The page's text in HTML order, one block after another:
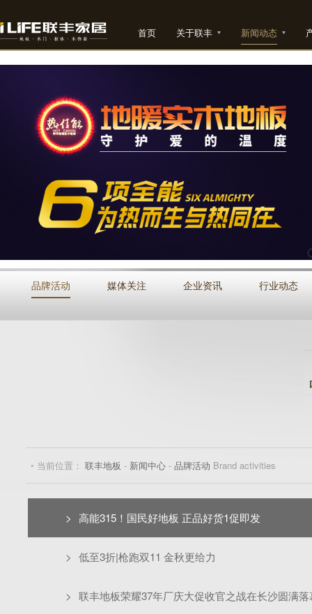
首页 关于联丰 新闻动态
品牌活动 媒体关注 企业资讯 行业动态
◦ 当前位置： 联丰地板 - 新闻中心 - 品牌活动 Brand activities
> 高能315！国民好地板 正品好货1促即发
> 低至3折|枪跑双11 金秋更给力
> 联丰地板荣耀37年厂庆大促收官之战在长沙圆满